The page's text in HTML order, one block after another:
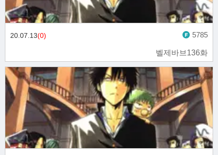
벨제바브136화
20.07.13(0) 5785